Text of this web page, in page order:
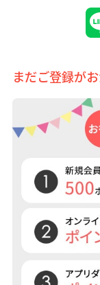
まだご登録が